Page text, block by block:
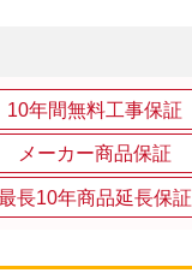
10年間無料工事保証
メーカー商品保証
長10年商品延長保証